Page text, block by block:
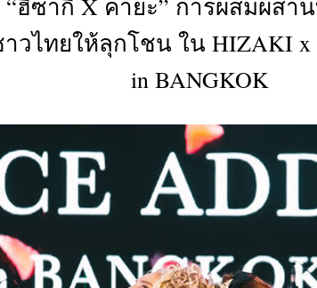
ACTIVITIES
&
“ฮิซากิ X คายะ” การผสมผส
ไทยให้ลุกโชน ใน HIZAKI x
in BANGKOK